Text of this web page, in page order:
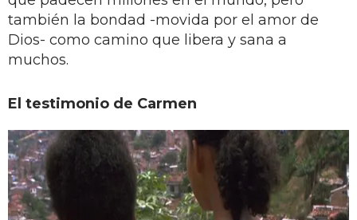
también la bondad -movida por el amor de
Dios- como camino que libera y sana a
muchos.
El testimonio de Carmen